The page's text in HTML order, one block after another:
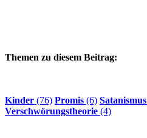
Themen zu diesem Beitrag:
Kinder (76) Promis (6) Satanismus
Verschwörungstheorie (4)